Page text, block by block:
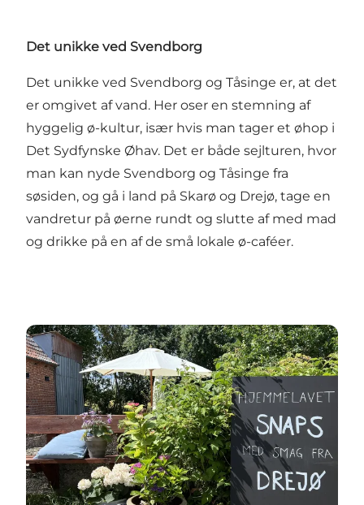
Det unikke ved Svendborg
Det unikke ved Svendborg og Tåsinge er, at det
er omgivet af vand. Her oser en stemning af
hyggelig ø-kultur, især hvis man tager et øhop i
Det Sydfynske Øhav. Det er både sejlturen, hvor
man kan nyde Svendborg og Tåsinge fra
søsiden, og gå i land på Skarø og Drejø, tage en
vandretur på øerne rundt og slutte af med mad
og drikke på en af de små lokale ø-caféer.